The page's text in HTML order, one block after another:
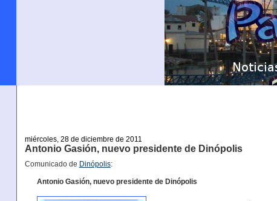
miércoles, 28 de diciembre de 2011
Antonio Gasión, nuevo presidente de Dinópolis
Comunicado de Dinópolis:
Antonio Gasión, nuevo presidente de Dinópolis